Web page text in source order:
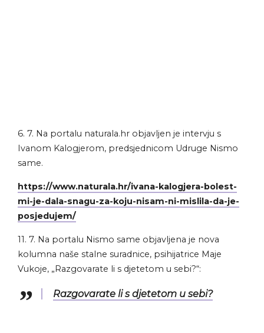
6. 7. Na portalu naturala.hr objavljen je intervju s
Ivanom Kalogjerom, predsjednicom Udruge Nismo
same.
https://www.naturala.hr/ivana-kalogjera-bolest-
mi-je-dala-snagu-za-koju-nisam-ni-mislila-da-je-
posjedujem/
11. 7. Na portalu Nismo same objavljena je nova
kolumna naše stalne suradnice, psihijatrice Maje
Vukoje, „Razgovarate li s djetetom u sebi?“:
Razgovarate li s djetetom u sebi?